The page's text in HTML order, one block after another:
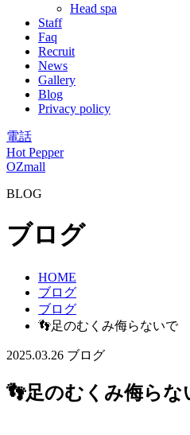
Head spa
Staff
Faq
Recruit
News
Gallery
Blog
Privacy policy
電話
Hot Pepper
OZmall
BLOG
ブログ
HOME
ブログ
ブログ
👣足のむくみ侮らないで
2025.03.26 ブログ
👣足のむくみ侮らな